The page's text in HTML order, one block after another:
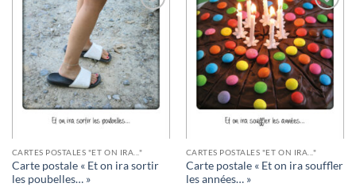
Ajouter
à la
wishlist
CARTES POSTALES "ET ON IRA..."
Carte postale « Et on ira sortir
les poubelles… »
Ajouter
à la
wishlist
CARTES POSTALES "ET ON IRA..."
Carte postale « Et on ira souffler
les années… »